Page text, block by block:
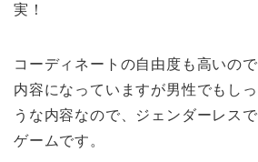
実！
コーディネートの自由度も高いの
内容になっていますが男性でもし
うな内容なので、ジェンダーレス
ゲームです。